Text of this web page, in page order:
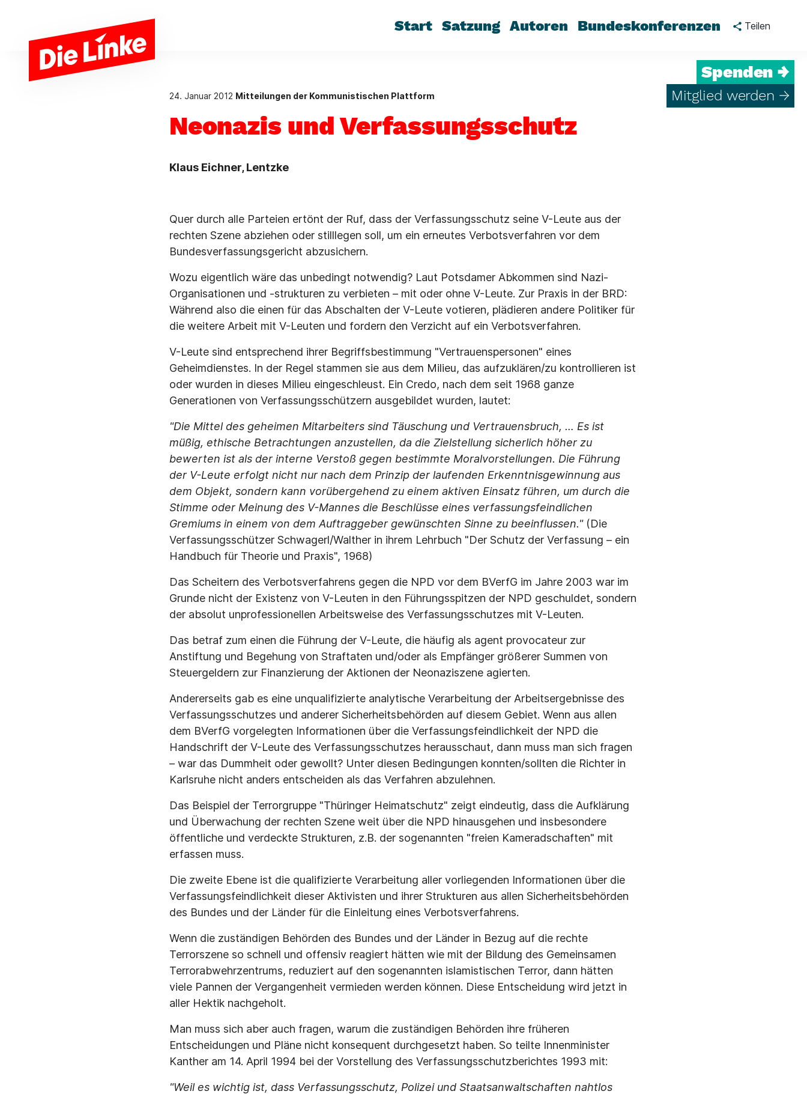
Start Satzung Autoren Bundeskonferenzen Teilen
Spenden →
Mitglied werden →
24. Januar 2012 Mitteilungen der Kommunistischen Plattform
Neonazis und Verfassungsschutz
Klaus Eichner, Lentzke
Quer durch alle Parteien ertönt der Ruf, dass der Verfassungsschutz seine V-Leute aus der
rechten Szene abziehen oder stilllegen soll, um ein erneutes Verbotsverfahren vor dem
Bundesverfassungsgericht abzusichern.
Wozu eigentlich wäre das unbedingt notwendig? Laut Potsdamer Abkommen sind Nazi-
Organisationen und -strukturen zu verbieten – mit oder ohne V-Leute. Zur Praxis in der BRD:
Während also die einen für das Abschalten der V-Leute votieren, plädieren andere Politiker für
die weitere Arbeit mit V-Leuten und fordern den Verzicht auf ein Verbotsverfahren.
V-Leute sind entsprechend ihrer Begriffsbestimmung "Vertrauenspersonen" eines
Geheimdienstes. In der Regel stammen sie aus dem Milieu, das aufzuklären/zu kontrollieren ist
oder wurden in dieses Milieu eingeschleust. Ein Credo, nach dem seit 1968 ganze
Generationen von Verfassungsschützern ausgebildet wurden, lautet:
"Die Mittel des geheimen Mitarbeiters sind Täuschung und Vertrauensbruch, … Es ist
müßig, ethische Betrachtungen anzustellen, da die Zielstellung sicherlich höher zu
bewerten ist als der interne Verstoß gegen bestimmte Moralvorstellungen. Die Führung
der V-Leute erfolgt nicht nur nach dem Prinzip der laufenden Erkenntnisgewinnung aus
dem Objekt, sondern kann vorübergehend zu einem aktiven Einsatz führen, um durch die
Stimme oder Meinung des V-Mannes die Beschlüsse eines verfassungsfeindlichen
Gremiums in einem von dem Auftraggeber gewünschten Sinne zu beeinflussen."(Die
Verfassungsschützer Schwagerl/Walther in ihrem Lehrbuch "Der Schutz der Verfassung – ein
Handbuch für Theorie und Praxis", 1968)
Das Scheitern des Verbotsverfahrens gegen die NPD vor dem BVerfG im Jahre 2003 war im
Grunde nicht der Existenz von V-Leuten in den Führungsspitzen der NPD geschuldet, sondern
der absolut unprofessionellen Arbeitsweise des Verfassungsschutzes mit V-Leuten.
Das betraf zum einen die Führung der V-Leute, die häufig als agent provocateur zur
Anstiftung und Begehung von Straftaten und/oder als Empfänger größerer Summen von
Steuergeldern zur Finanzierung der Aktionen der Neonaziszene agierten.
Andererseits gab es eine unqualifizierte analytische Verarbeitung der Arbeitsergebnisse des
Verfassungsschutzes und anderer Sicherheitsbehörden auf diesem Gebiet. Wenn aus allen
dem BVerfG vorgelegten Informationen über die Verfassungsfeindlichkeit der NPD die
Handschrift der V-Leute des Verfassungsschutzes herausschaut, dann muss man sich fragen
– war das Dummheit oder gewollt? Unter diesen Bedingungen konnten/sollten die Richter in
Karlsruhe nicht anders entscheiden als das Verfahren abzulehnen.
Das Beispiel der Terrorgruppe "Thüringer Heimatschutz" zeigt eindeutig, dass die Aufklärung
und Überwachung der rechten Szene weit über die NPD hinausgehen und insbesondere
öffentliche und verdeckte Strukturen, z.B. der sogenannten "freien Kameradschaften" mit
erfassen muss.
Die zweite Ebene ist die qualifizierte Verarbeitung aller vorliegenden Informationen über die
Verfassungsfeindlichkeit dieser Aktivisten und ihrer Strukturen aus allen Sicherheitsbehörden
des Bundes und der Länder für die Einleitung eines Verbotsverfahrens.
Wenn die zuständigen Behörden des Bundes und der Länder in Bezug auf die rechte
Terrorszene so schnell und offensiv reagiert hätten wie mit der Bildung des Gemeinsamen
Terrorabwehrzentrums, reduziert auf den sogenannten islamistischen Terror, dann hätten
viele Pannen der Vergangenheit vermieden werden können. Diese Entscheidung wird jetzt in
aller Hektik nachgeholt.
Man muss sich aber auch fragen, warum die zuständigen Behörden ihre früheren
Entscheidungen und Pläne nicht konsequent durchgesetzt haben. So teilte Innenminister
Kanther am 14. April 1994 bei der Vorstellung des Verfassungsschutzberichtes 1993 mit:
"Weil es wichtig ist, dass Verfassungsschutz, Polizei und Staatsanwaltschaften nahtlos